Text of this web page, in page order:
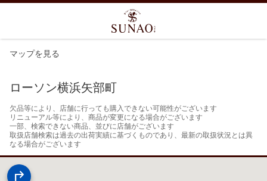
マップを見る
ローソン横浜矢部町
欠品等により、店舗に行っても購入できない可能性がございます
リニューアル等により、商品が変更になる場合がございます
一部、検索できない商品、並びに店舗がございます
取扱店舗検索は過去の出荷実績に基づくものであり、最新の取扱状況とは異
なる場合がございます